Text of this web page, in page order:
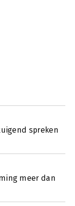
spreken
meer dan